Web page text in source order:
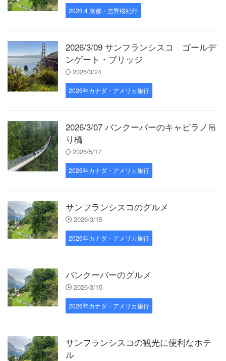
2026.4 京都・吉野桜紀行
2026/3/09 サンフランシスコ ゴールデ
ンゲート・ブリッジ
2026/3/24
2026年カナダ・アメリカ旅行
2026/3/07 バンクーバーのキャピラノ吊
り橋
2026/5/17
2026年カナダ・アメリカ旅行
サンフランシスコのグルメ
2026/3/15
2026年カナダ・アメリカ旅行
バンクーバーのグルメ
2026/3/15
2026年カナダ・アメリカ旅行
サンフランシスコの観光に便利なホテ
ル